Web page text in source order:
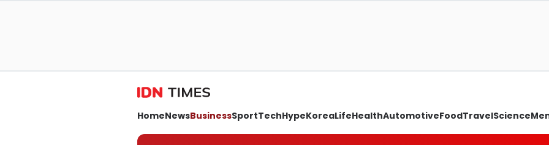
HomeNewsBusinessSportTechHypeKoreaLifeHealthAutomotiveFoodTravelScience